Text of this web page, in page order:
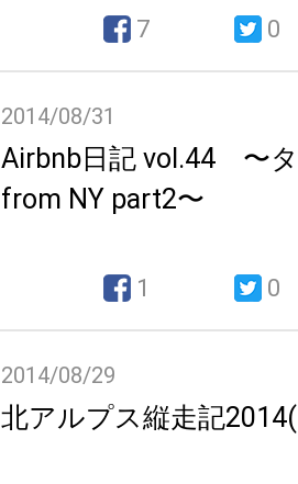
7 0
2014/08/31
Airbnb日記 vol.44 〜
from NY part2〜
1 0
2014/08/29
北アルプス縦走記